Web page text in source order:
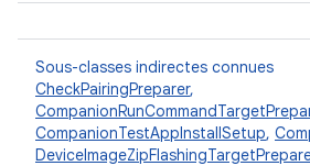
Sous-classes indirectes connues
CheckPairingPreparer,
CompanionTestAppInstallSetup,